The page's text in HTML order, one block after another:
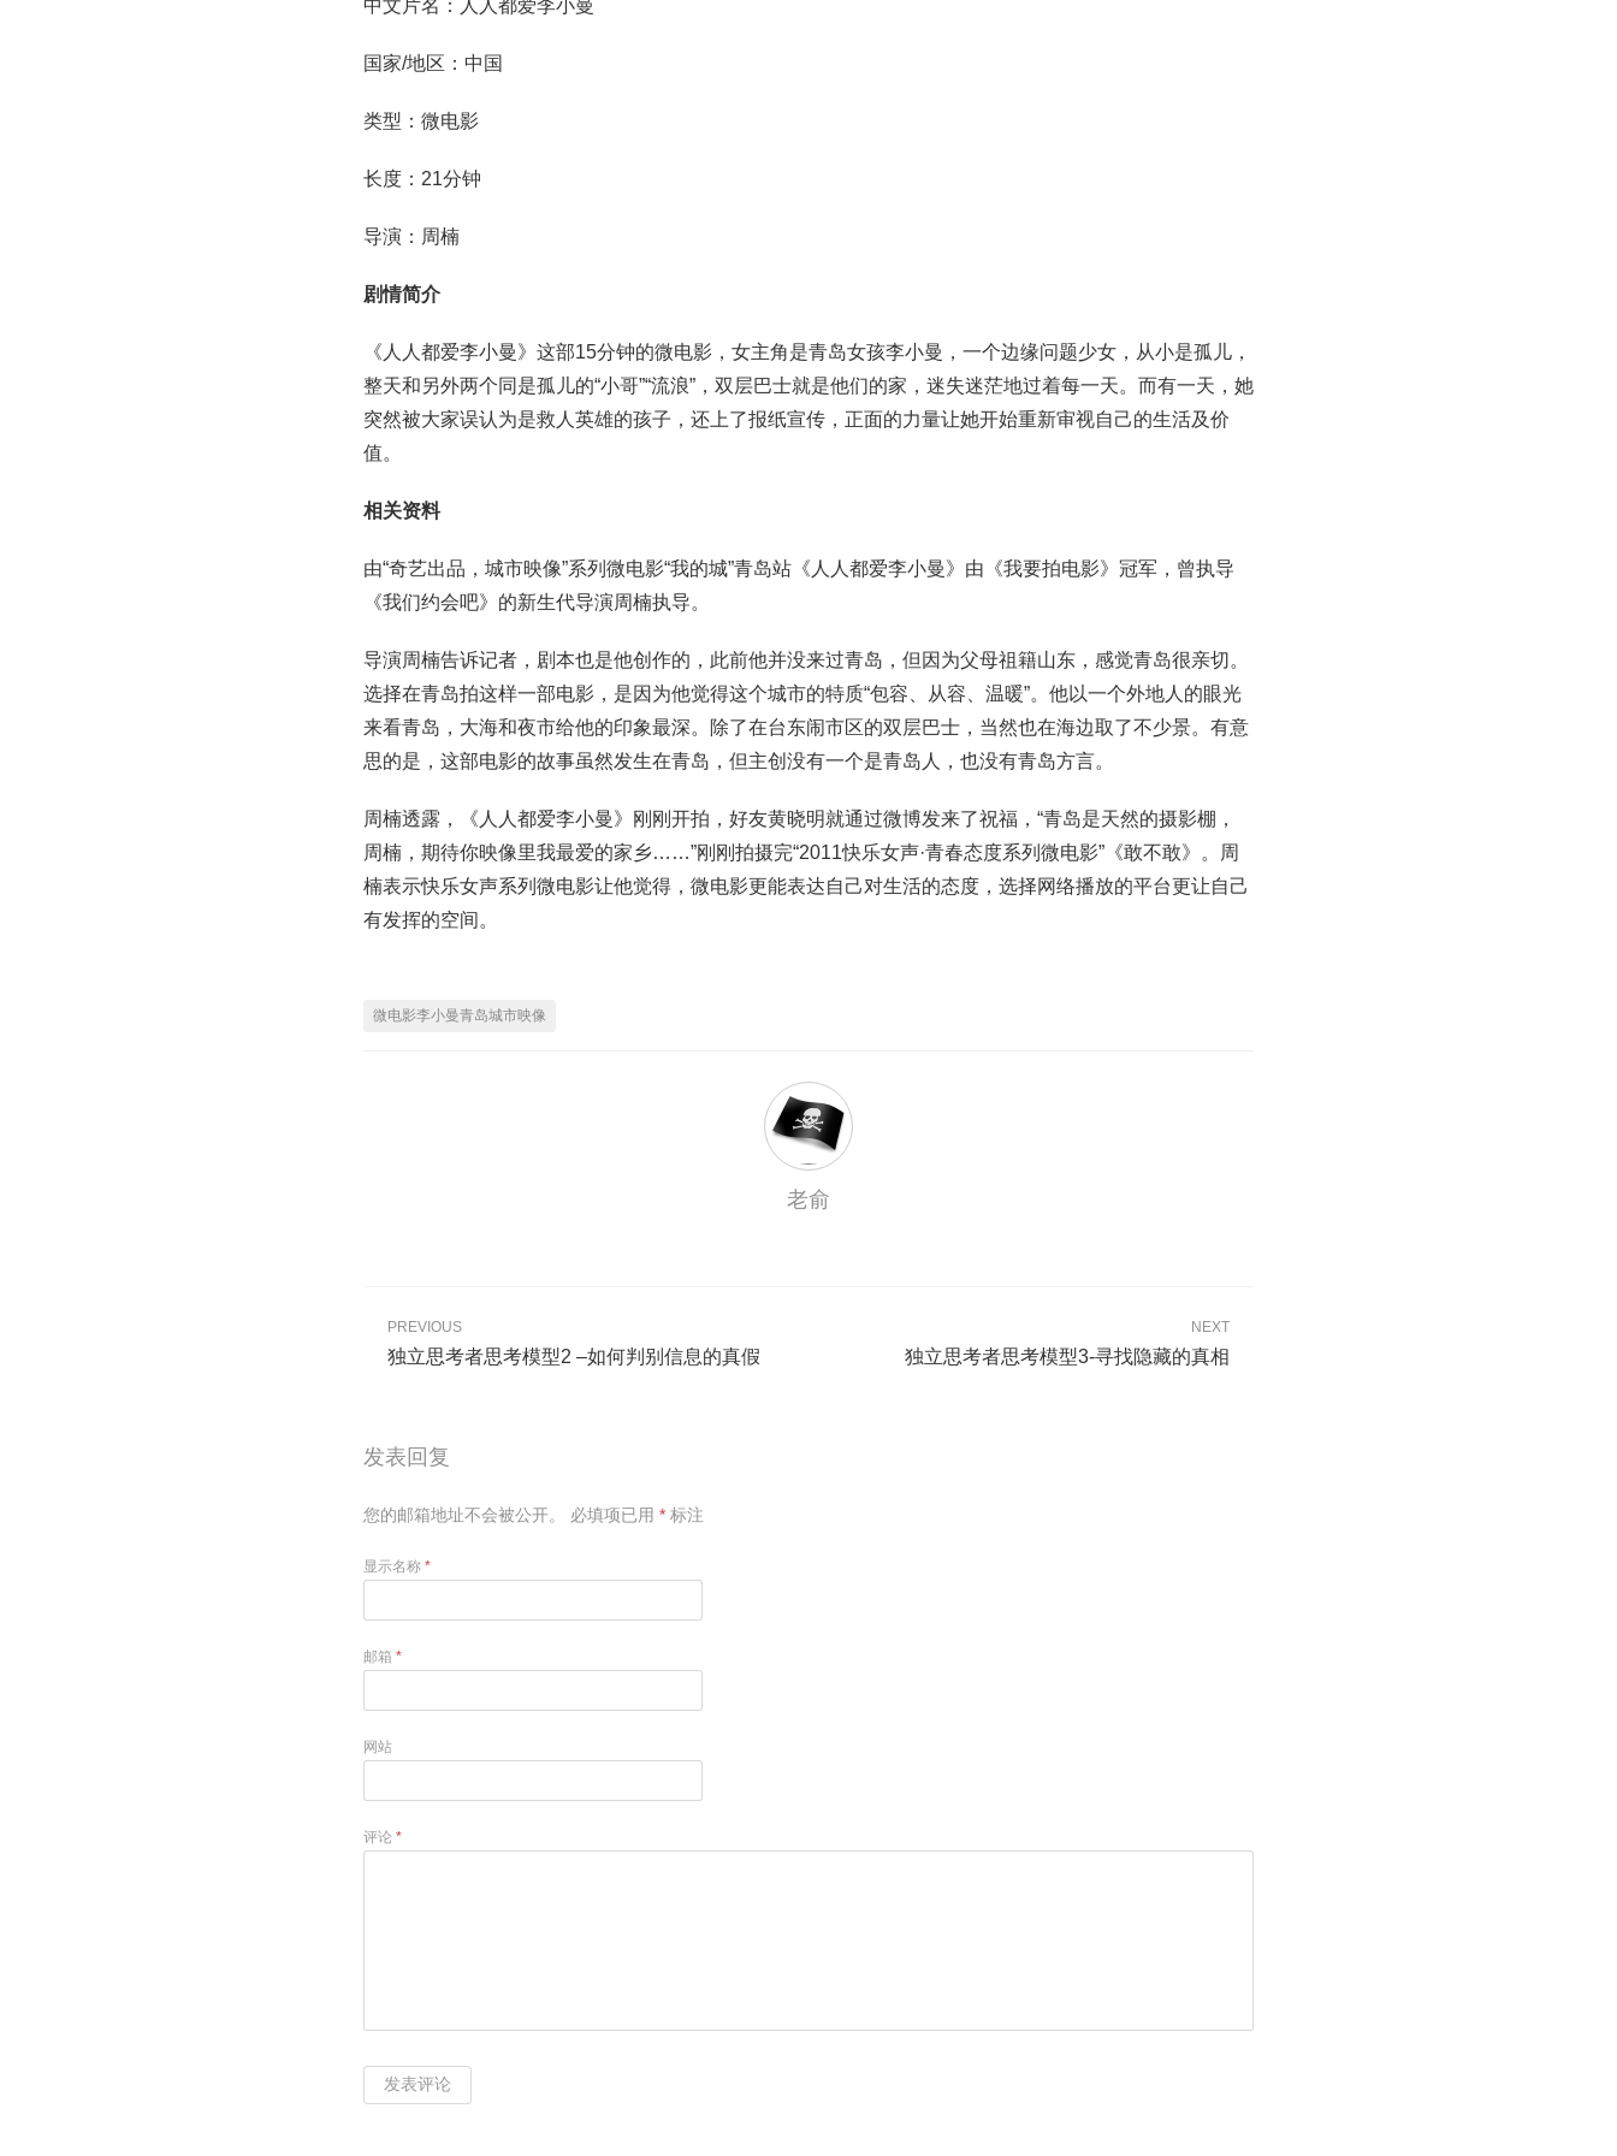
中文片名：人人都爱李小曼
国家/地区：中国
类型：微电影
长度：21分钟
导演：周楠
剧情简介
《人人都爱李小曼》这部15分钟的微电影，女主角是青岛女孩李小曼，一个边缘问题少女，从小是孤儿，
整天和另外两个同是孤儿的“小哥”“流浪”，双层巴士就是他们的家，迷失迷茫地过着每一天。而有一天，她
突然被大家误认为是救人英雄的孩子，还上了报纸宣传，正面的力量让她开始重新审视自己的生活及价
值。
相关资料
由“奇艺出品，城市映像”系列微电影“我的城”青岛站《人人都爱李小曼》由《我要拍电影》冠军，曾执导
《我们约会吧》的新生代导演周楠执导。
导演周楠告诉记者，剧本也是他创作的，此前他并没来过青岛，但因为父母祖籍山东，感觉青岛很亲切。
选择在青岛拍这样一部电影，是因为他觉得这个城市的特质“包容、从容、温暖”。他以一个外地人的眼光
来看青岛，大海和夜市给他的印象最深。除了在台东闹市区的双层巴士，当然也在海边取了不少景。有意
思的是，这部电影的故事虽然发生在青岛，但主创没有一个是青岛人，也没有青岛方言。
周楠透露，《人人都爱李小曼》刚刚开拍，好友黄晓明就通过微博发来了祝福，“青岛是天然的摄影棚，
周楠，期待你映像里我最爱的家乡……”刚刚拍摄完“2011快乐女声·青春态度系列微电影”《敢不敢》。周
楠表示快乐女声系列微电影让他觉得，微电影更能表达自己对生活的态度，选择网络播放的平台更让自己
有发挥的空间。
微电影李小曼青岛城市映像
老俞
PREVIOUS
独立思考者思考模型2 –如何判别信息的真假
NEXT
独立思考者思考模型3-寻找隐藏的真相
发表回复
您的邮箱地址不会被公开。 必填项已用 * 标注
显示名称 *
邮箱 *
网站
评论 *